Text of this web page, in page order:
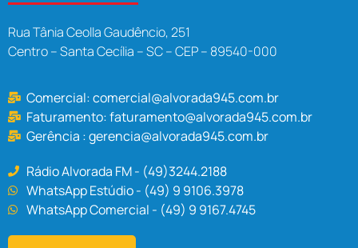
Rua Tânia Ceolla Gaudêncio, 251
Centro – Santa Cecília – SC – CEP – 89540-000
Comercial:comercial@alvorada945.com.br
Faturamento:faturamento@alvorada945.com.br
Gerência :gerencia@alvorada945.com.br
Rádio Alvorada FM - (49)3244.2188
WhatsApp Estúdio - (49) 9 9106.3978
WhatsApp Comercial - (49) 9 9167.4745